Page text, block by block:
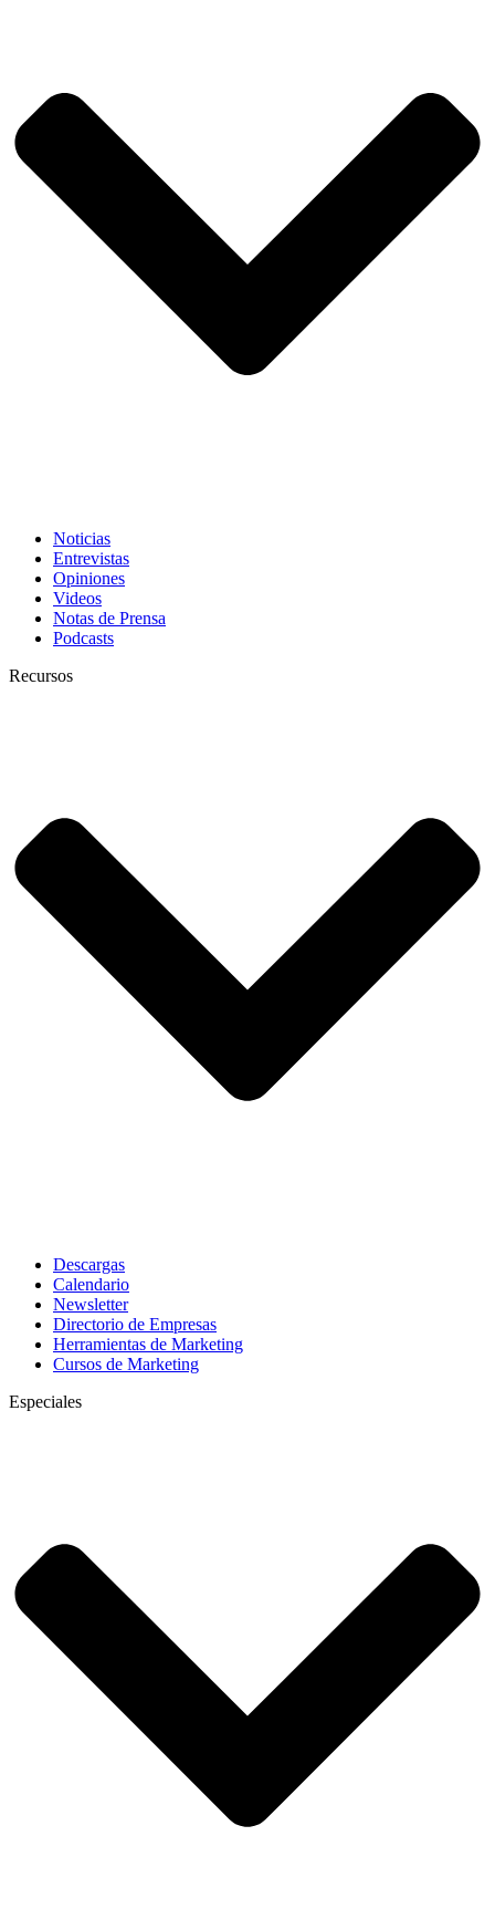
Noticias
Entrevistas
Opiniones
Videos
Notas de Prensa
Podcasts
Recursos
Descargas
Calendario
Newsletter
Directorio de Empresas
Herramientas de Marketing
Cursos de Marketing
Especiales